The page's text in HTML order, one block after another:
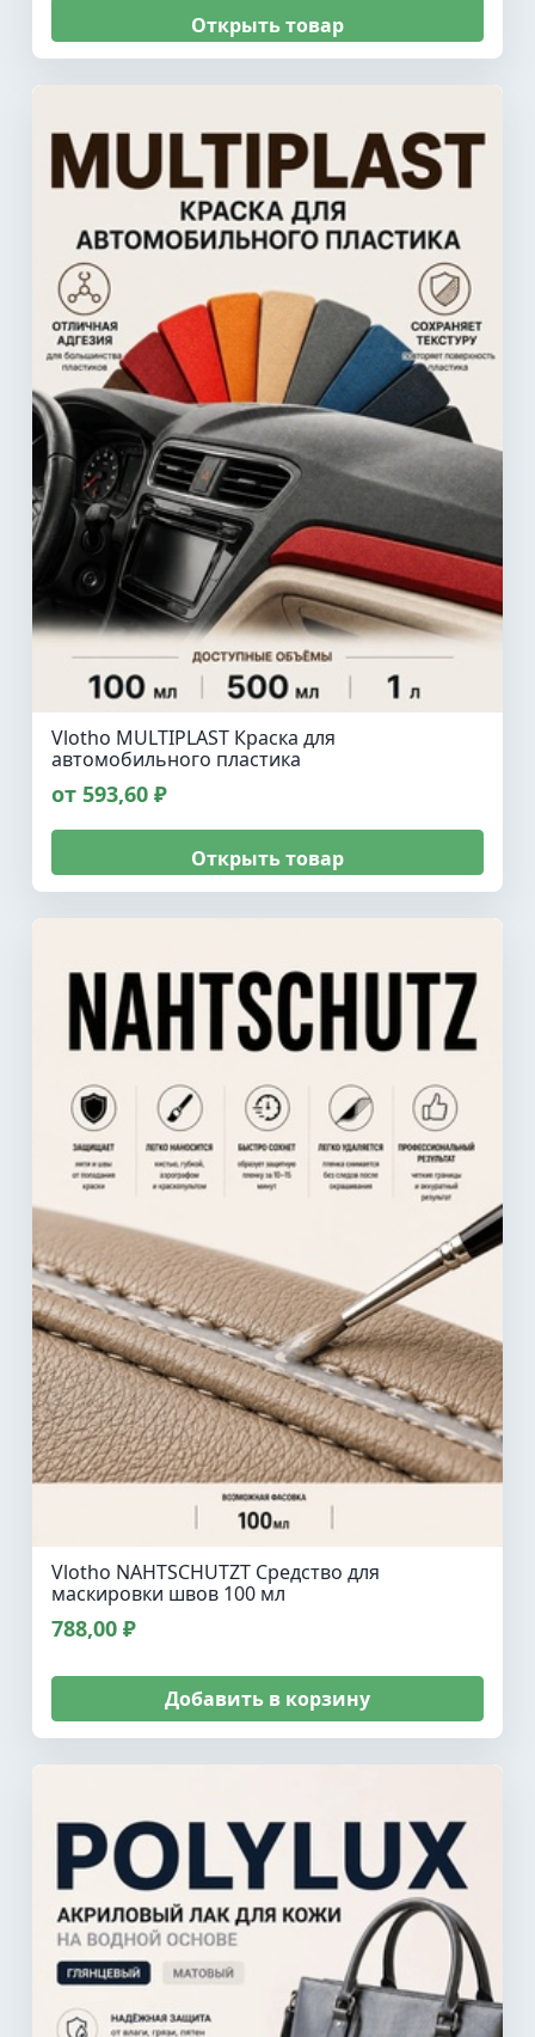
Открыть товар
Vlotho MULTIPLAST Краска для
автомобильного пластика
от 593,60 ₽
Открыть товар
Vlotho NAHTSCHUTZT Средство для
маскировки швов 100 мл
788,00 ₽
Добавить в корзину